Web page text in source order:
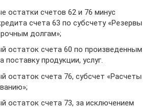
остатки счетов 62 и 76 минус
счета 63 по субсчету «Резервы
долгам»;
остаток счета 60 по произведенным
поставку продукции, услуг.
остаток счета 76, субсчет «Расчеты
остаток счета 73, за исключением